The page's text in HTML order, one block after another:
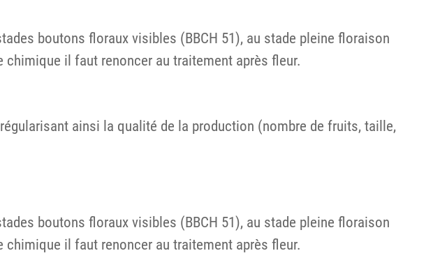
boutons floraux visibles (BBCH 51), au stade pleine floraison
chimique il faut renoncer au traitement après fleur.
ainsi la qualité de la production (nombre de fruits, taille,
boutons floraux visibles (BBCH 51), au stade pleine floraison
chimique il faut renoncer au traitement après fleur.